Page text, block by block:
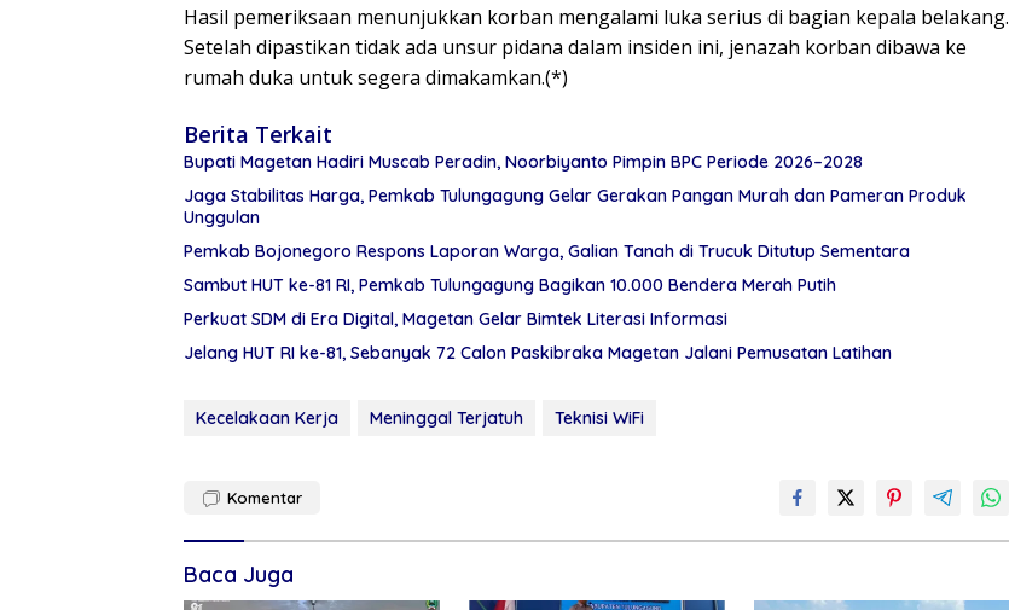
Hasil pemeriksaan menunjukkan korban mengalami luka serius di bagian kepala belakang.
Setelah dipastikan tidak ada unsur pidana dalam insiden ini, jenazah korban dibawa ke
rumah duka untuk segera dimakamkan.(*)
Berita Terkait
Bupati Magetan Hadiri Muscab Peradin, Noorbiyanto Pimpin BPC Periode 2026–2028
Jaga Stabilitas Harga, Pemkab Tulungagung Gelar Gerakan Pangan Murah dan Pameran Produk
Unggulan
Pemkab Bojonegoro Respons Laporan Warga, Galian Tanah di Trucuk Ditutup Sementara
Sambut HUT ke-81 RI, Pemkab Tulungagung Bagikan 10.000 Bendera Merah Putih
Perkuat SDM di Era Digital, Magetan Gelar Bimtek Literasi Informasi
Jelang HUT RI ke-81, Sebanyak 72 Calon Paskibraka Magetan Jalani Pemusatan Latihan
Kecelakaan Kerja Meninggal Terjatuh Teknisi WiFi
Komentar
Baca Juga